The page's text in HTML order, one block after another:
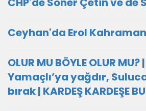
Ceyhan'da Erol
OLUR MU BÖYLE OLUR
Yamaçlı’ya yağdır,
bırak | KARDEŞ KARDEŞE